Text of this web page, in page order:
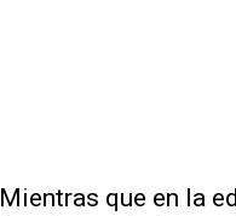
Mientras que en la